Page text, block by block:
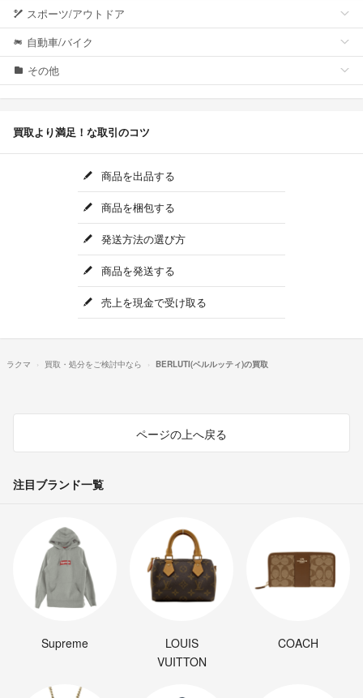
スポーツ/アウトドア
自動車/バイク
その他
買取より満足！な取引のコツ
商品を出品する
商品を梱包する
発送方法の選び方
商品を発送する
売上を現金で受け取る
ラクマ 買取・処分をご検討中なら BERLUTI(ベルルッティ)の買取
ページの上へ戻る
注目ブランド一覧
Supreme
LOUIS
VUITTON
COACH